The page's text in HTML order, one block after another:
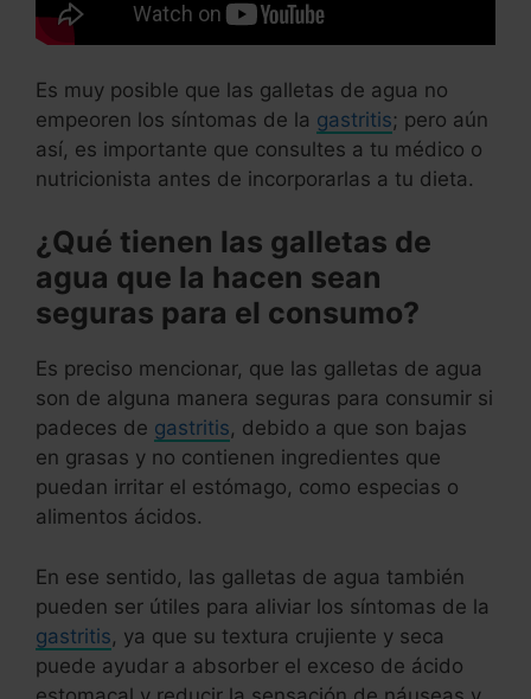
Es muy posible que las galletas de agua no
empeoren los síntomas de la gastritis; pero aún
así, es importante que consultes a tu médico o
nutricionista antes de incorporarlas a tu dieta.
¿Qué tienen las galletas de
agua que la hacen sean
seguras para el consumo?
Es preciso mencionar, que las galletas de agua
son de alguna manera seguras para consumir si
padeces de gastritis, debido a que son bajas
en grasas y no contienen ingredientes que
puedan irritar el estómago, como especias o
alimentos ácidos.
En ese sentido, las galletas de agua también
pueden ser útiles para aliviar los síntomas de la
gastritis, ya que su textura crujiente y seca
puede ayudar a absorber el exceso de ácido